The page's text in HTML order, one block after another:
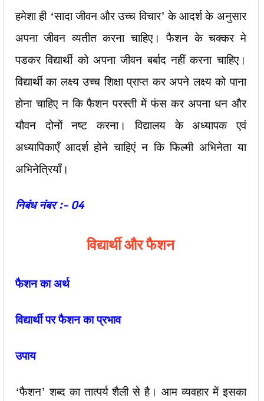
हमेशा ही ‘सादा जीवन और उच्च विचार’ के आदर्श के अनुसार
अपना जीवन व्यतीत करना चाहिए। फैशन के चक्कर मे
पडकर विद्यार्थी को अपना जीवन बर्बाद नहीं करना चाहिए।
विद्यार्थी का लक्ष्य उच्च शिक्षा प्राप्त कर अपने लक्ष्य को पाना
होना चाहिए न कि फैशन परस्ती में फंस कर अपना धन और
यौवन दोनों नष्ट करना। विद्यालय के अध्यापक एवं
अध्यापिकाएँ आदर्श होने चाहिएं न कि फिल्मी अभिनेता या
अभिनेत्रियाँ।
निबंध नंबर :- 04
विद्यार्थी और फैशन
फैशन का अर्थ
विद्यार्थी पर फैशन का प्रभाव
उपाय
‘फैशन’ शब्द का तात्पर्य शैली से है। आम व्यवहार में इसका